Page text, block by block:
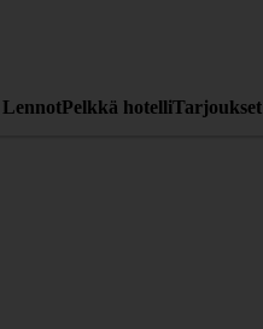
LennotPelkkä hotelliTarjoukset